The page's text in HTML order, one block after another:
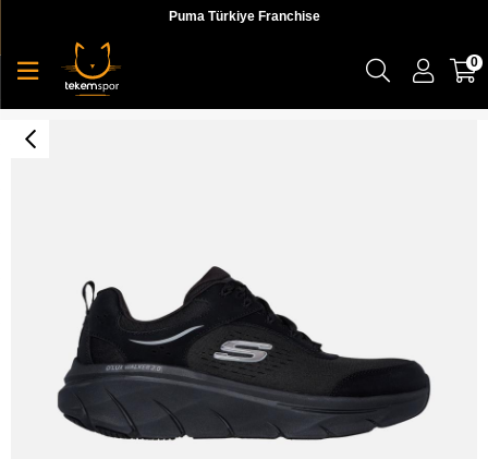
Puma Türkiye Franchise
0